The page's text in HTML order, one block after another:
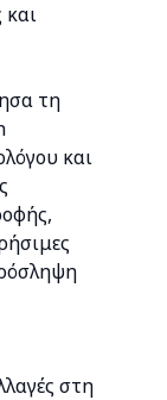
και
τη
και
στη